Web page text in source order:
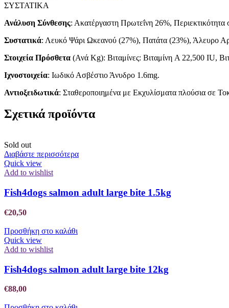
ΣΥΣΤΑΤΙΚΑ
Ανάλυση Σύνθεσης: Ακατέργαστη Πρωτεΐνη 26%,
Συστατικά: Λευκό Ψάρι Ωκεανού (27%), Πατάτα (23%), Άλευρο
Στοιχεία Πρόσθετα (Ανά Kg): Βιταμίνες: Βιταμίνη A 22,500 IU,
Ιχνοστοιχεία: Ιωδικό Ασβέστιο Άνυδρο 1.6mg.
Αντιοξειδωτικά: Σταθεροποιημένα με Εκχυλίσματα πλούσια σε
Σχετικά προϊόντα
Sold out
Διαβάστε περισσότερα
Quick view
Add to wishlist
Fish4dogs salmon adult large bite 1.5kg
€20,50
Προσθήκη στο καλάθι
Quick view
Add to wishlist
Fish4dogs salmon adult large bite 12kg
€88,00